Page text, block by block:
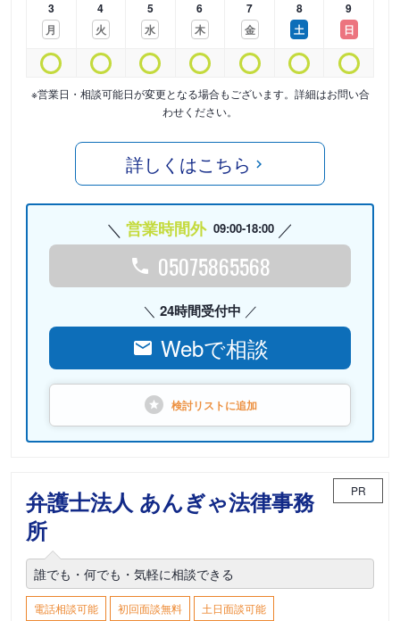
3
月
4
火
5
水
6
木
7
金
8
土
9
日
※営業日・相談可能日が変更となる場合もございます。詳細はお問い合
わせください。
詳しくはこちら
営業時間外 09:00-18:00
05075865568
24時間受付中
Webで相談
検討リストに追加
弁護士法人 あんぎゃ法律事務
所
PR
誰でも・何でも・気軽に相談できる
電話相談可能 初回面談無料
土日面談可能